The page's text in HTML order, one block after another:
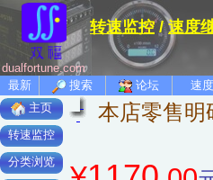
dualfortune.com
转速监控/速度
最新 搜索 论坛 速
主页
转速监控
分类浏览
本店零售